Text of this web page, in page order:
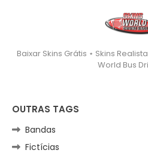
Baixar Skins Grátis ⋆ Skins
World Bus
OUTRAS TAGS
Bandas
Fictícias